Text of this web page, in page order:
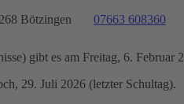
Bötzingen
07663 608360
gibt es am Freitag, 6. Februar
29. Juli 2026 (letzter Schultag).